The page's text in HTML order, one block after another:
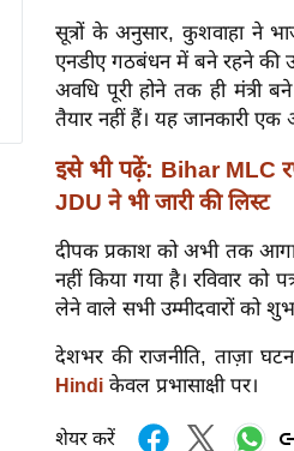
सूत्रों के अनुसार, कुशवाहा ने
एनडीए गठबंधन में बने रहने की
अवधि पूरी होने तक ही मंत्री
तैयार नहीं हैं। यह जानकारी एक
इसे भी पढ़ें: Bihar MLC
JDU ने भी जारी की लिस्ट
दीपक प्रकाश को अभी तक
नहीं किया गया है। रविवार को
लेने वाले सभी उम्मीदवारों को
देशभर की राजनीति, ताज़ा
Hindi केवल प्रभासाक्षी पर।
शेयर करें